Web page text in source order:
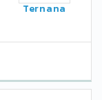
Ternana